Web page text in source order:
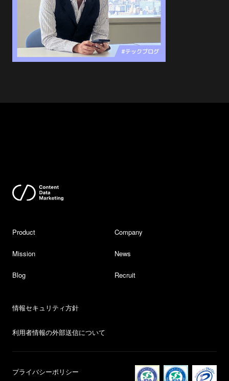
Product Company
Mission News
Blog Recruit
情報セキュリティ方針
利用者情報の外部送信について
プライバシーポリシー